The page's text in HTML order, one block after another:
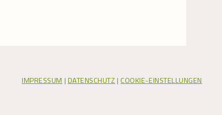
IMPRESSUM | DATENSCHUTZ |COOKIE-EINSTELLUNGEN